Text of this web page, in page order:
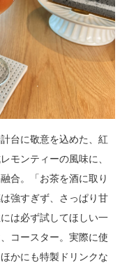
台に敬意を込めた、紅
モンティーの風味に、
合。「お茶を酒に取り
強すぎず、さっぱり甘
は必ず試してほしい一
コースター。実際に使
かにも特製ドリンクな